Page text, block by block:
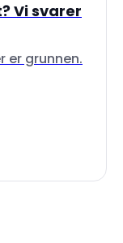
Vi svarer
er grunnen.